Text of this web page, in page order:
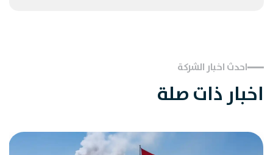
احدث اخبار الشركة
اخبار ذات صلة